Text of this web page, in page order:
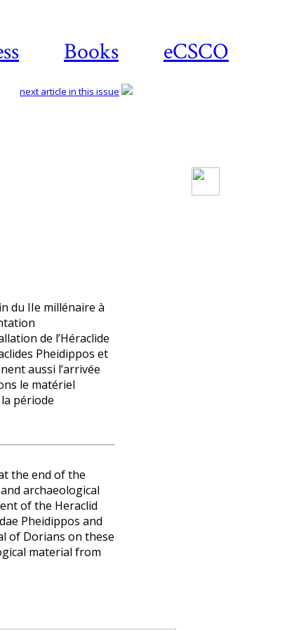
Books eCSCO
next article in this issue
du IIe millé­naire à
de l’Héraclide
Pheidippos et
aussi l’arrivée
le matériel
période
the end of the
archaeological
of the Heraclid
Pheidippos and
of Dorians on these
material from